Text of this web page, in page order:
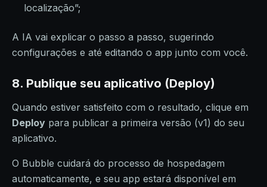
localização”;
A IA vai explicar o passo a passo, sugerindo
configurações e até editando o app junto com você.
8. Publique seu aplicativo (Deploy)
Quando estiver satisfeito com o resultado, clique em
Deploy para publicar a primeira versão (v1) do seu
aplicativo.
O Bubble cuidará do processo de hospedagem
automaticamente, e seu app estará disponível em